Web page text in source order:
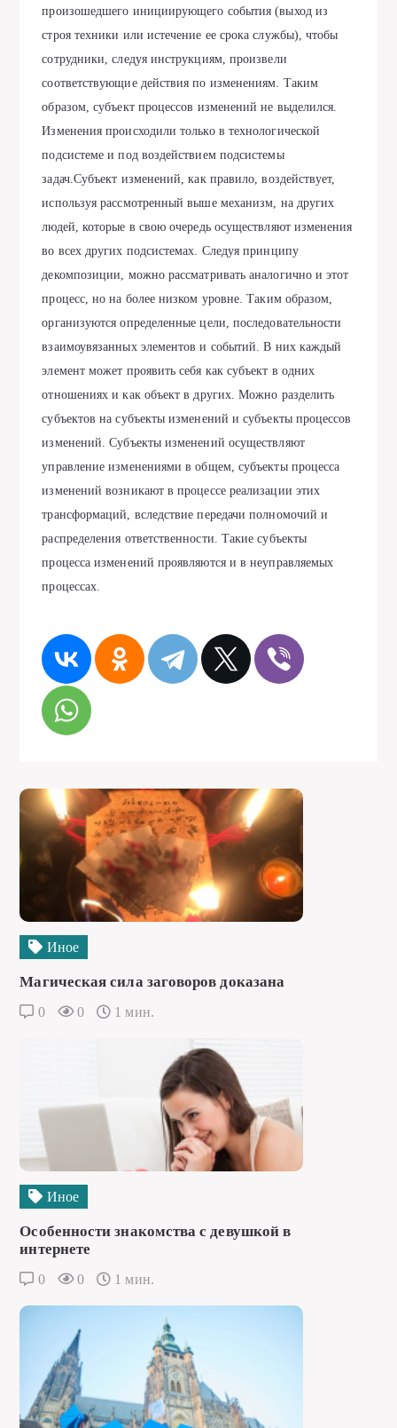
произошедшего инициирующего события (выход из
строя техники или истечение ее срока службы), чтобы
сотрудники, следуя инструкциям, произвели
соответствующие действия по изменениям. Таким
образом, субъект процессов изменений не выделился.
Изменения происходили только в технологической
подсистеме и под воздействием подсистемы
задач.Субъект изменений, как правило, воздействует,
используя рассмотренный выше механизм, на других
людей, которые в свою очередь осуществляют изменения
во всех других подсистемах. Следуя принципу
декомпозиции, можно рассматривать аналогично и этот
процесс, но на более низком уровне. Таким образом,
организуются определенные цели, последовательности
взаимоувязанных элементов и событий. В них каждый
элемент может проявить себя как субъект в одних
отношениях и как объект в других. Можно разделить
субъектов на субъекты изменений и субъекты процессов
изменений. Субъекты изменений осуществляют
управление изменениями в общем, субъекты процесса
изменений возникают в процессе реализации этих
трансформаций, вследствие передачи полномочий и
распределения ответственности. Такие субъекты
процесса изменений проявляются и в неуправляемых
процессах.
Иное
Магическая сила заговоров доказана
0 0 1 мин.
Иное
Особенности знакомства с девушкой в
интернете
0 0 1 мин.